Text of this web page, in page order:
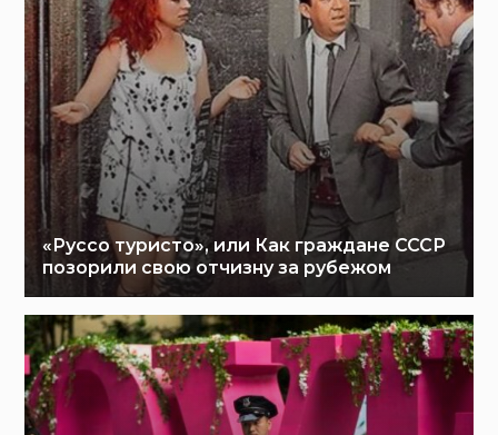
«Руссо туристо», или Как граждане СССР
позорили свою отчизну за рубежом